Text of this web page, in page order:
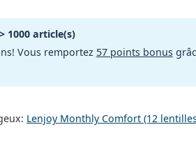
> 1000 article(s)
Vous remportez 57 points bonus
Lenjoy Monthly Comfort (12